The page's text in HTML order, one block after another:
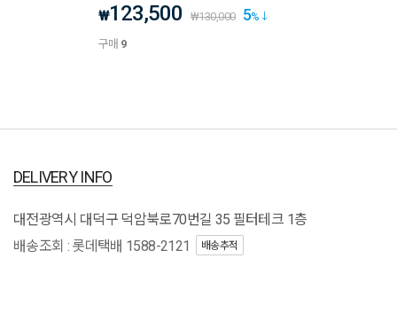
₩123,500 ₩130,000 5%
구매 9
DELIVERY INFO
대전광역시 대덕구 덕암북로70번길 35 필터테크 1층
배송조회 : 롯데택배 1588-2121
배송추적